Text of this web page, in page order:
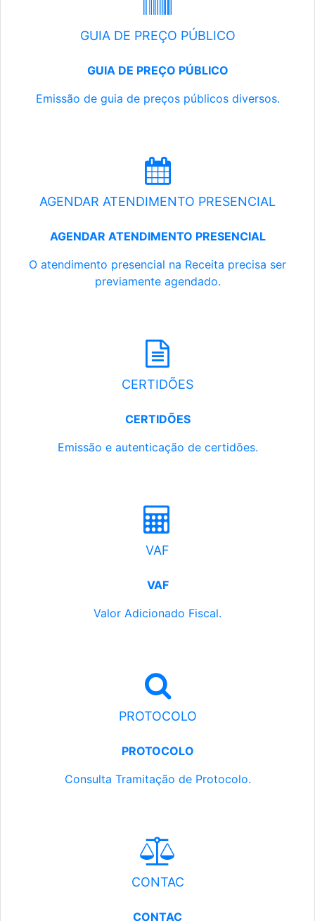
GUIA DE PREÇO PÚBLICO
GUIA DE PREÇO PÚBLICO
Emissão de guia de preços públicos diversos.
AGENDAR ATENDIMENTO PRESENCIAL
AGENDAR ATENDIMENTO PRESENCIAL
O atendimento presencial na Receita precisa ser
previamente agendado.
CERTIDÕES
CERTIDÕES
Emissão e autenticação de certidões.
VAF
VAF
Valor Adicionado Fiscal.
PROTOCOLO
PROTOCOLO
Consulta Tramitação de Protocolo.
CONTAC
CONTAC